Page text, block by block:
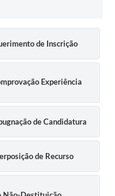
de Inscrição
Experiência
de Candidatura
de Recurso